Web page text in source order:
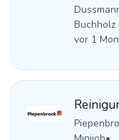
Buchholz
vor 1 Mon